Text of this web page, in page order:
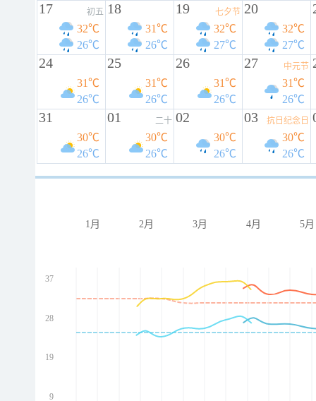
17 初五
32℃
26℃
18
31℃
26℃
19 七夕节
32℃
27℃
20
32℃
27℃
24
31℃
26℃
25
31℃
26℃
26
31℃
26℃
27 中元节
31℃
26℃
31
30℃
26℃
01 二十
30℃
26℃
02
30℃
26℃
03 抗日纪念日
30℃
26℃
1月 2月 3月 4月 5月
37
28
19
9